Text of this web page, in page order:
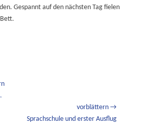
Gespannt auf den nächsten Tag fielen
vorblättern →
Sprachschule und erster Ausflug